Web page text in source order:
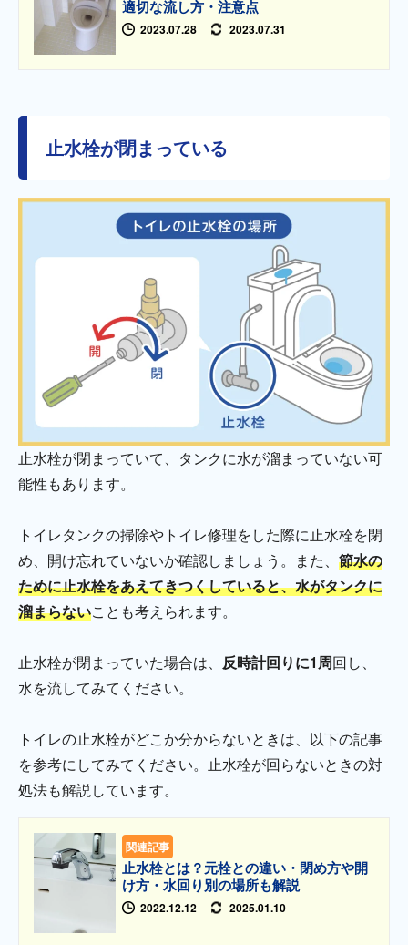
適切な流し方・注意点
2023.07.28 2023.07.31
止水栓が閉まっている
止水栓が閉まっていて、タンクに水が溜まっていない可
能性もあります。
トイレタンクの掃除やトイレ修理をした際に止水栓を閉
め、開け忘れていないか確認しましょう。また、 節水の
ために止水栓をあえてきつくしていると、水がタンクに
溜まらないことも考えられます。
止水栓が閉まっていた場合は、 反時計回りに1周回し、
水を流してみてください。
トイレの止水栓がどこか分からないときは、以下の記事
を参考にしてみてください。止水栓が回らないときの対
処法も解説しています。
関連記事
止水栓とは？元栓との違い・閉め方や開
け方・水回り別の場所も解説
2022.12.12 2025.01.10